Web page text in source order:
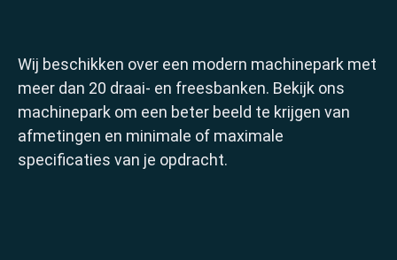
Wij beschikken over een modern machinepark met
meer dan 20 draai- en freesbanken. Bekijk ons
machinepark om een beter beeld te krijgen van
afmetingen en minimale of maximale
specificaties van je opdracht.